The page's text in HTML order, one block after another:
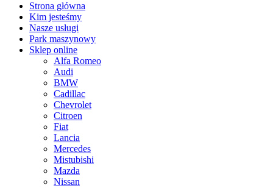
Strona główna
Kim jesteśmy
Nasze usługi
Park maszynowy
Sklep online
Alfa Romeo
Audi
BMW
Cadillac
Chevrolet
Citroen
Fiat
Lancia
Mercedes
Mistubishi
Mazda
Nissan